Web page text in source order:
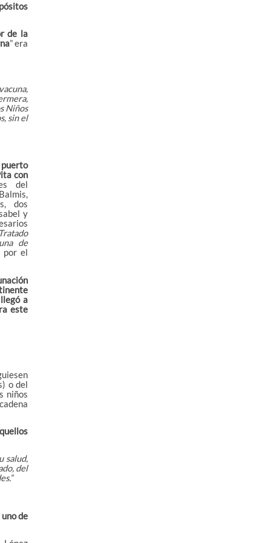
de la
” era
Niños
sin el
puerto
con
del
dos
y
de
por el
a
este
o del
niños
salud,
del
de